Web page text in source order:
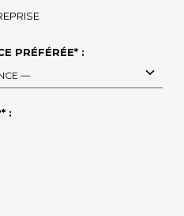
PRÉFÉRÉE* :
—
: